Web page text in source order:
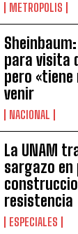
METROPOLIS
para visita
pero «tiene
venir
NACIONAL
La UNAM
sargazo en
resistencia
ESPECIALES